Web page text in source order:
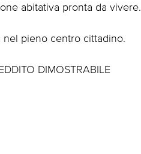
abitativa pronta da vivere.
pieno centro cittadino.
DIMOSTRABILE